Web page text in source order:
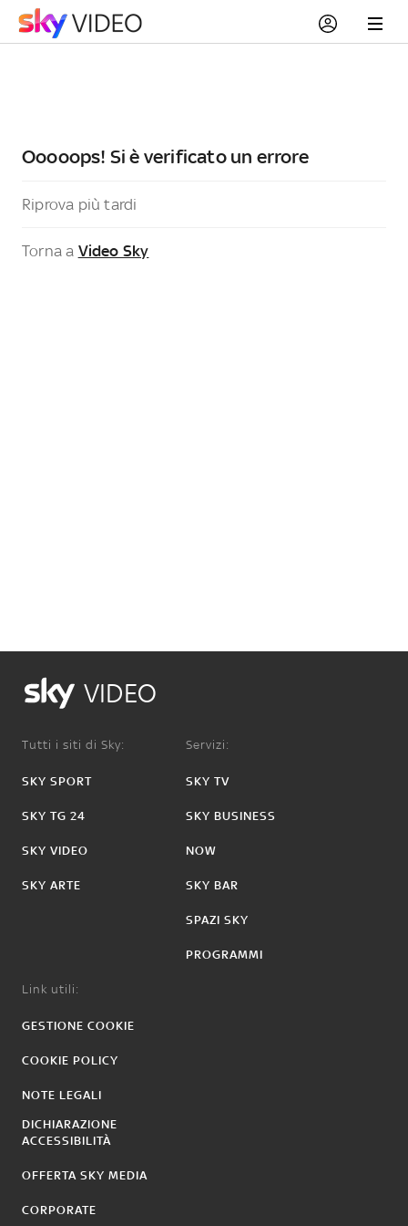
Ooooops! Si è verificato un errore
Riprova più tardi
Torna a Video Sky
VIDEO
Tutti i siti di Sky:
SKY SPORT
SKY TG 24
SKY VIDEO
SKY ARTE
Servizi:
SKY TV
SKY BUSINESS
NOW
SKY BAR
SPAZI SKY
PROGRAMMI
Link utili:
GESTIONE COOKIE
COOKIE POLICY
NOTE LEGALI
DICHIARAZIONE
ACCESSIBILITÀ
OFFERTA SKY MEDIA
CORPORATE